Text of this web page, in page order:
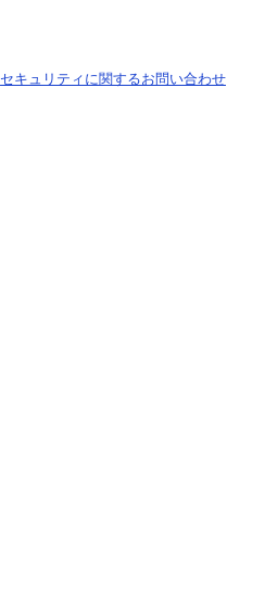
セキュリティに関するお問い合わせ